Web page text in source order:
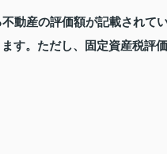
動産の評価額が記載されて
す。ただし、固定資産税評価